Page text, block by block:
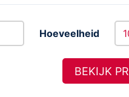
Hoeveelheid
BEKIJK